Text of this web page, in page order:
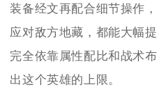
装备经文再配合细节操作
应对敌方地藏，都能大幅
完全依靠属性配比和战术
出这个英雄的上限。